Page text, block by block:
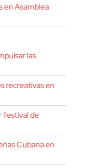
en Asamblea
las
recreativas en
festival de
Cubana en